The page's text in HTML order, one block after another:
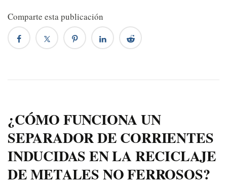
Comparte esta publicación
¿CÓMO FUNCIONA UN
SEPARADOR DE CORRIENTES
INDUCIDAS EN LA RECICLAJE
DE METALES NO FERROSOS?